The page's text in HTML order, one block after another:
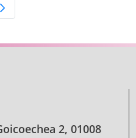
Use TAB para desplazarse.
2, 01008